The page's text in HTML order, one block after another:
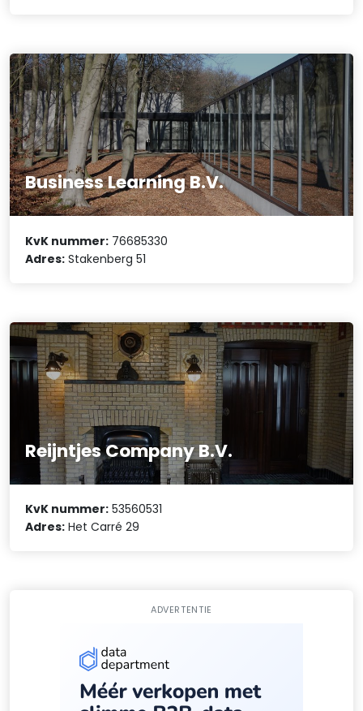
Business Learning B.V.
KvK nummer: 76685330
Adres: Stakenberg 51
Reijntjes Company B.V.
KvK nummer: 53560531
Adres: Het Carré 29
ADVERTENTIE